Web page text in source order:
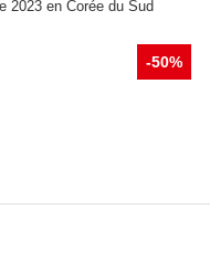
2023 en Corée du Sud
-50%